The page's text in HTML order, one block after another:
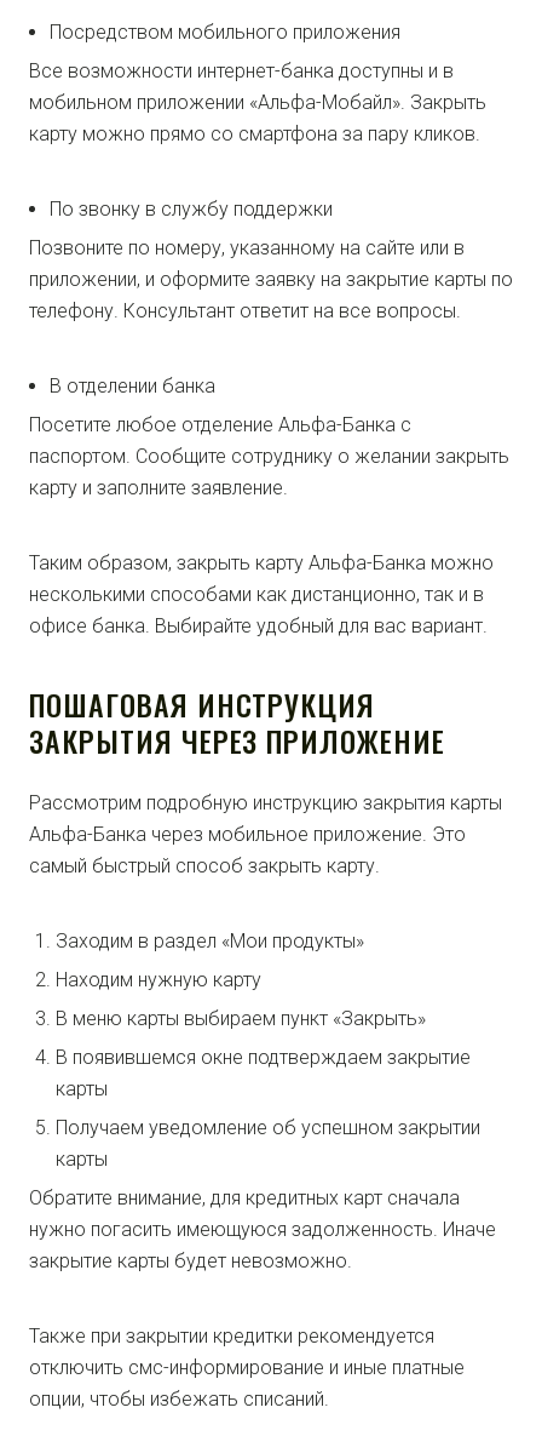
Посредством мобильного приложения
Все возможности интернет-банка доступны и в
мобильном приложении «Альфа-Мобайл». Закрыть
карту можно прямо со смартфона за пару кликов.
По звонку в службу поддержки
Позвоните по номеру, указанному на сайте или в
приложении, и оформите заявку на закрытие карты по
телефону. Консультант ответит на все вопросы.
В отделении банка
Посетите любое отделение Альфа-Банка с
паспортом. Сообщите сотруднику о желании закрыть
карту и заполните заявление.
Таким образом, закрыть карту Альфа-Банка можно
несколькими способами как дистанционно, так и в
офисе банка. Выбирайте удобный для вас вариант.
ПОШАГОВАЯ ИНСТРУКЦИЯ
ЗАКРЫТИЯ ЧЕРЕЗ ПРИЛОЖЕНИЕ
Рассмотрим подробную инструкцию закрытия карты
Альфа-Банка через мобильное приложение. Это
самый быстрый способ закрыть карту.
Заходим в раздел «Мои продукты»
Находим нужную карту
В меню карты выбираем пункт «Закрыть»
В появившемся окне подтверждаем закрытие
карты
Получаем уведомление об успешном закрытии
карты
Обратите внимание, для кредитных карт сначала
нужно погасить имеющуюся задолженность. Иначе
закрытие карты будет невозможно.
Также при закрытии кредитки рекомендуется
отключить смс-информирование и иные платные
опции, чтобы избежать списаний.